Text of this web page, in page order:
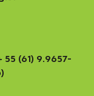
55 (61) 9.9657-